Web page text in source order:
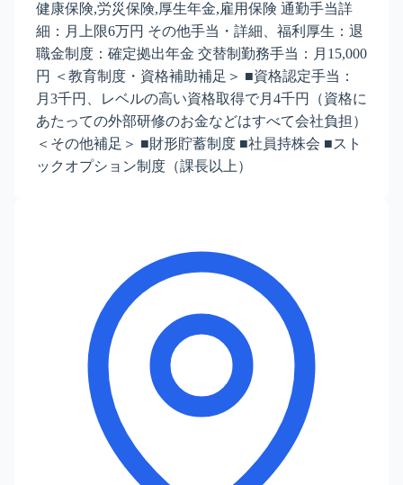
健康保険,労災保険,厚生年金,雇用保険 通勤手当詳
細：月上限6万円 その他手当・詳細、福利厚生：退
職金制度：確定拠出年金 交替制勤務手当：月15,000
円 ＜教育制度・資格補助補足＞ ■資格認定手当：
月3千円、レベルの高い資格取得で月4千円（資格に
あたっての外部研修のお金などはすべて会社負担）
＜その他補足＞ ■財形貯蓄制度 ■社員持株会 ■スト
ックオプション制度（課長以上）